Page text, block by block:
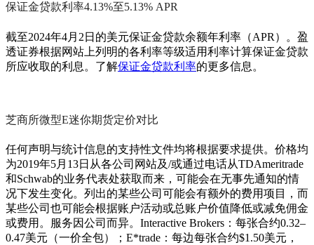
保证金贷款利率4.13%至5.13% APR
截至2024年4月2日的美元保证金贷款余额年利率（APR）。盈
透证券根据网站上列明的各利率等级适用利率计算保证金贷款
所应收取的利息。了解保证金贷款利率的更多信息。
芝商所微型E迷你期货定价对比
任何声明与统计信息的支持性文件均将根据要求提供。价格均
为2019年5月13日从各公司网站及/或通过电话从TDAmeritrade
和Schwab的业务代表处获取而来，可能会在无事先通知的情
况下发生变化。列出的某些公司可能会有额外的费用项目，而
某些公司也可能会根据账户活动或总账户价值降低或减免佣金
或费用。服务因公司而异。Interactive Brokers：每张合约0.32–
0.47美元（一价全包）；E*trade：每边每张合约$1.50美元，